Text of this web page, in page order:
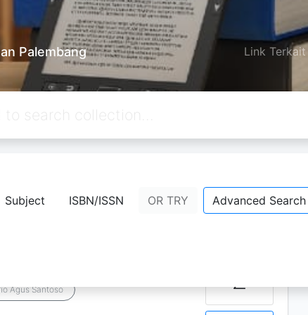
Palembang Link Terkait
Subject ISBN/ISSN OR TRY Advanced Search
Implementasi Hukum
Kefarmasian
Agus Santoso 2